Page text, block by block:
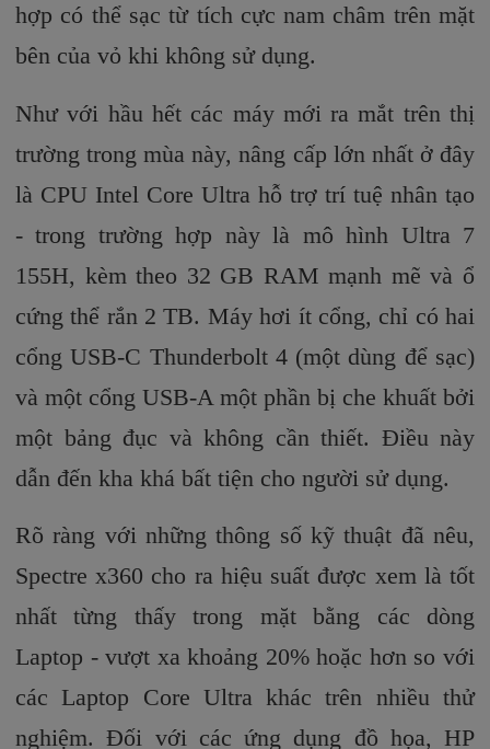
hợp có thể sạc từ tích cực nam châm trên mặt
bên của vỏ khi không sử dụng.
Như với hầu hết các máy mới ra mắt trên thị
trường trong mùa này, nâng cấp lớn nhất ở đây
là CPU Intel Core Ultra hỗ trợ trí tuệ nhân tạo
- trong trường hợp này là mô hình Ultra 7
155H, kèm theo 32 GB RAM mạnh mẽ và ổ
cứng thể rắn 2 TB. Máy hơi ít cổng, chỉ có hai
cổng USB-C Thunderbolt 4 (một dùng để sạc)
và một cổng USB-A một phần bị che khuất bởi
một bảng đục và không cần thiết. Điều này
dẫn đến kha khá bất tiện cho người sử dụng.
Rõ ràng với những thông số kỹ thuật đã nêu,
Spectre x360 cho ra hiệu suất được xem là tốt
nhất từng thấy trong mặt bằng các dòng
Laptop - vượt xa khoảng 20% hoặc hơn so với
các Laptop Core Ultra khác trên nhiều thử
nghiệm. Đối với các ứng dụng đồ họa, HP